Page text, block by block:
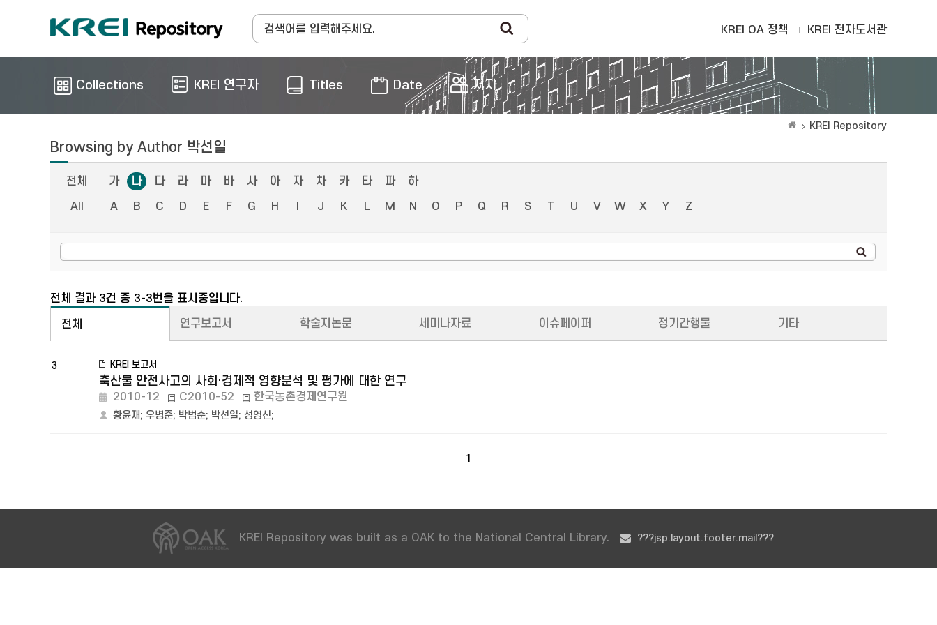
KREI OA 정책 KREI 전자도서관
Collections KREI 연구자 Titles Date 저자
KREI Repository
Browsing by Author 박선일
전체 가 나 다 라 마 바 사 아 자 차 카 타 파
하
All
A B C D E F G H J K L M N O P Q R S T U V W X Y Z
전체 결과 3건 중 3-3번을 표시중입니다.
전체 연구보고서 학술지논문 세미나자료 이슈페이퍼 정기간행물 기타
3 KREI 보고서
축산물 안전사고의 사회·경제적 영향분석 및 평가에 대한 연구
2010-12 C2010-52 한국농촌경제연구원
황윤재; 우병준; 박범순; 박선일; 성영신;
1
KREI Repository was built as a OAK to the National Central Library. ???jsp.layout.footer.mail???